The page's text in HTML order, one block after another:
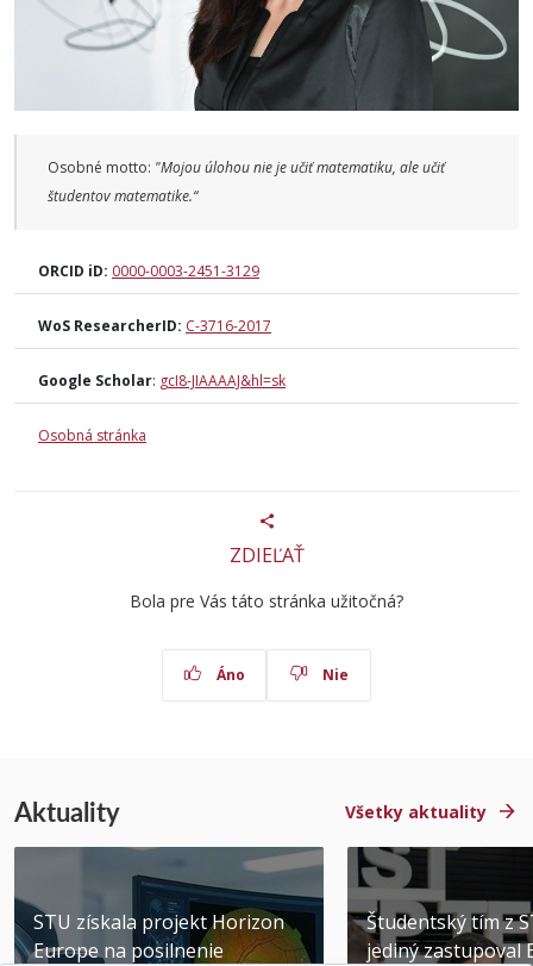
Osobné motto: "Mojou úlohou nie je učiť matematiku, ale učiť
študentov matematike.“
ORCID iD: 0000-0003-2451-3129
WoS ResearcherID: C-3716-2017
Google Scholar: gcI8-JIAAAAJ&hl=sk
Osobná stránka
ZDIEĽAŤ
Bola pre Vás táto stránka užitočná?
Áno Nie
Aktuality Všetky aktuality
STU získala projekt Horizon
Europe na posilnenie
Študentský tím z
jediný zastupoval